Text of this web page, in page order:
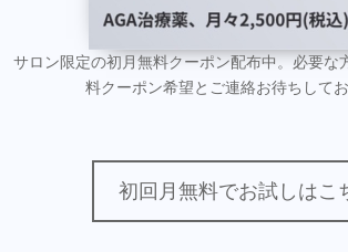
サロン限定の初月無料クーポン配布中。必要な
料クーポン希望とご連絡お待ちしてお
初回月無料でお試しはこ